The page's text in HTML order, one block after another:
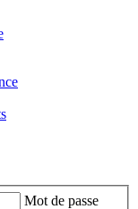
Mot de passe